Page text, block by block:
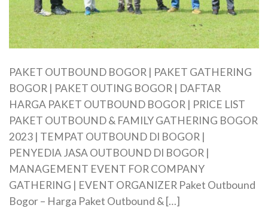
PAKET OUTBOUND BOGOR | PAKET GATHERING
BOGOR | PAKET OUTING BOGOR | DAFTAR
HARGA PAKET OUTBOUND BOGOR | PRICE LIST
PAKET OUTBOUND & FAMILY GATHERING BOGOR
2023 | TEMPAT OUTBOUND DI BOGOR |
PENYEDIA JASA OUTBOUND DI BOGOR |
MANAGEMENT EVENT FOR COMPANY
GATHERING | EVENT ORGANIZER Paket Outbound
Bogor – Harga Paket Outbound & […]